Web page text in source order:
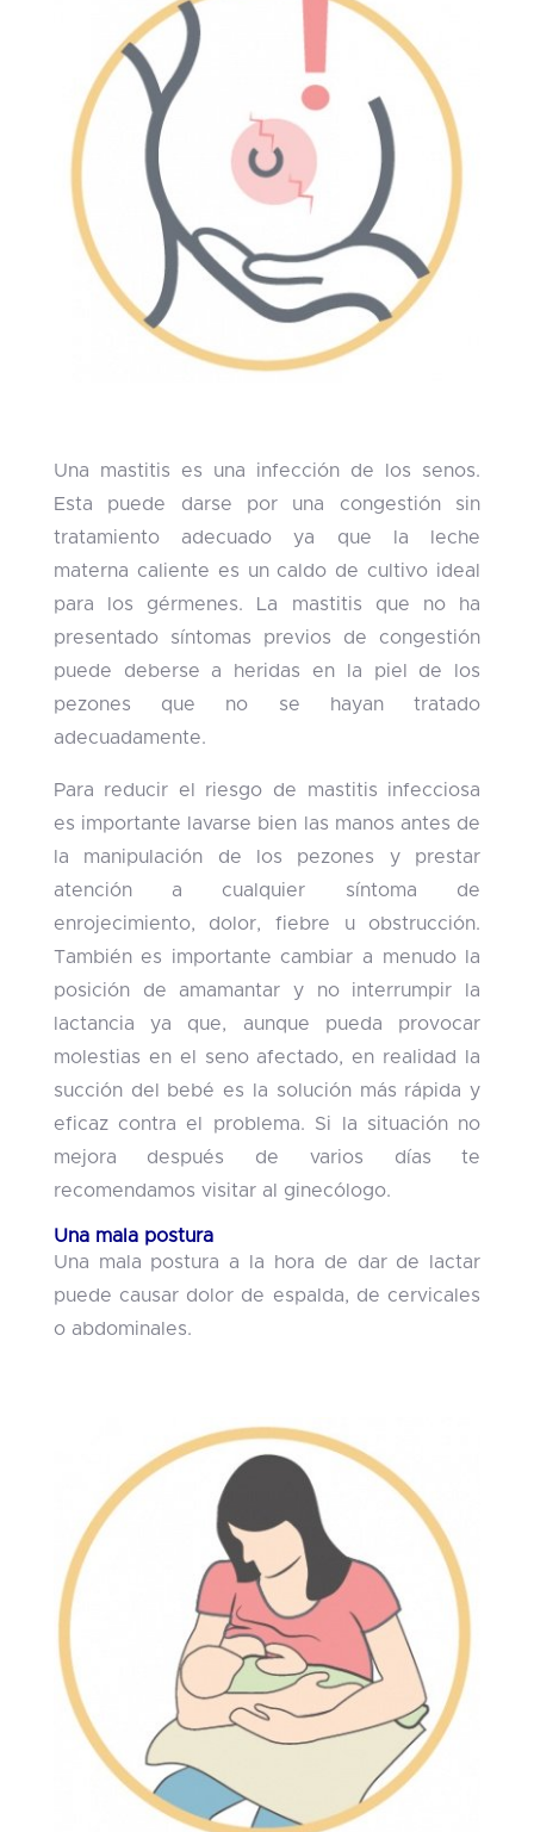
Una mastitis es una infección de los senos.
Esta puede darse por una congestión sin
tratamiento adecuado ya que la leche
materna caliente es un caldo de cultivo ideal
para los gérmenes. La mastitis que no ha
presentado síntomas previos de congestión
puede deberse a heridas en la piel de los
pezones que no se hayan tratado
adecuadamente.
Para reducir el riesgo de mastitis infecciosa
es importante lavarse bien las manos antes de
la manipulación de los pezones y prestar
atención a cualquier síntoma de
enrojecimiento, dolor, fiebre u obstrucción.
También es importante cambiar a menudo la
posición de amamantar y no interrumpir la
lactancia ya que, aunque pueda provocar
molestias en el seno afectado, en realidad la
succión del bebé es la solución más rápida y
eficaz contra el problema. Si la situación no
mejora después de varios días te
recomendamos visitar al ginecólogo.
Una mala postura
Una mala postura a la hora de dar de lactar
puede causar dolor de espalda, de cervicales
o abdominales.